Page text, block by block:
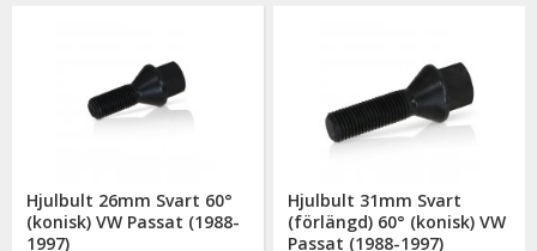
Hjulbult 26mm Svart 60°
(konisk) VW Passat (1988-
1997)
Hjulbult 31mm Svart
(förlängd) 60° (konisk) VW
Passat (1988-1997)